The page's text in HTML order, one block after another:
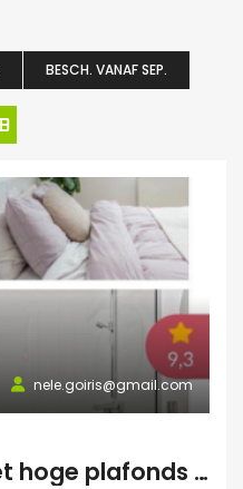
BESCH. VANAF SEP.
nele.goiris@gmail.com
Lichtrijke studio met hoge plafonds in Edegem